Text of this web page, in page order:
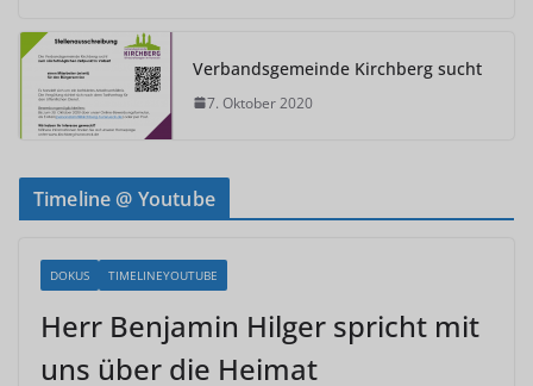
Verbandsgemeinde Kirchberg sucht
7. Oktober 2020
Timeline @ Youtube
DOKUS TIMELINEYOUTUBE
Herr Benjamin Hilger spricht mit
uns über die Heimat